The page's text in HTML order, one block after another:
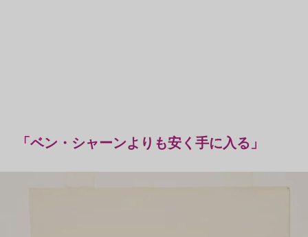
「ベン・シャーンよりも安く手に入る」